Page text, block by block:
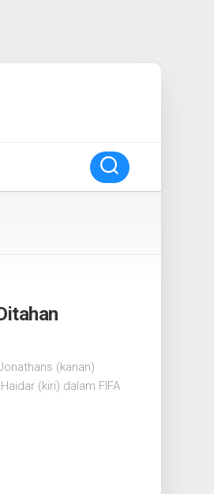
(kanan)
(kiri) dalam FIFA